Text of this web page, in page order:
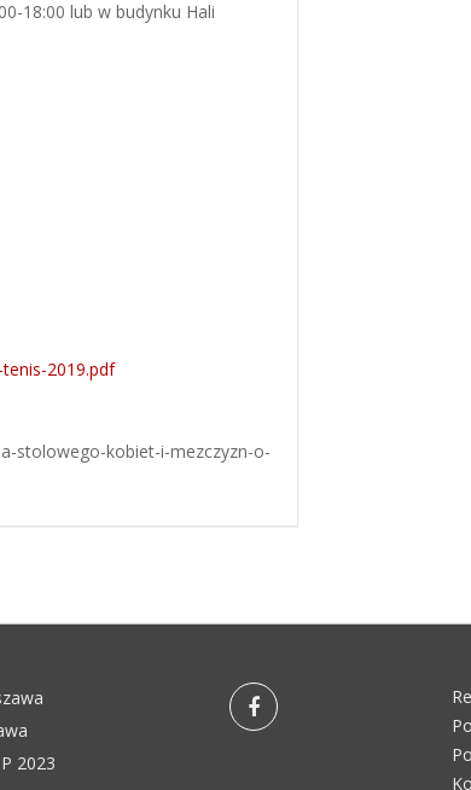
18:00 lub w budynku Hali
2019.pdf
stolowego-kobiet-i-mezczyzn-o-
2023